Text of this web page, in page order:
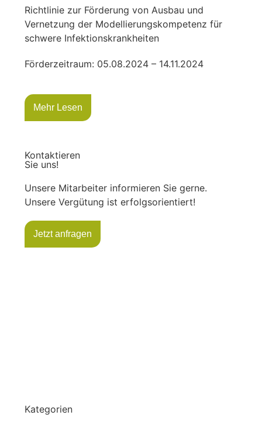
Richtlinie zur Förderung von Ausbau und
Vernetzung der Modellierungskompetenz für
schwere Infektionskrankheiten
Förderzeitraum: 05.08.2024 – 14.11.2024
Mehr Lesen
Kontaktieren
Sie uns!
Unsere Mitarbeiter informieren Sie gerne.
Unsere Vergütung ist erfolgsorientiert!
Jetzt anfragen
Kategorien